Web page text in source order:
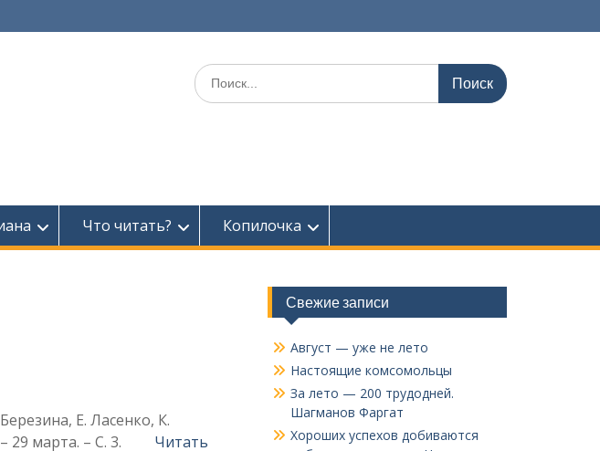
Поиск
по:
Что читать? Копилочка
Е. Ласенко, К.
– 29 марта. – С. 3. Читать
Свежие записи
Август — уже не лето
Настоящие комсомольцы
За лето — 200 трудодней.
Шагманов Фаргат
Хороших успехов добиваются